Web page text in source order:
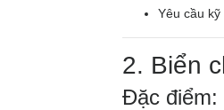
Yêu cầu
2. Biển
Đặc điểm: